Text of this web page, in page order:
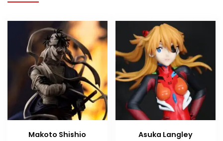
Makoto Shishio Asuka Langley